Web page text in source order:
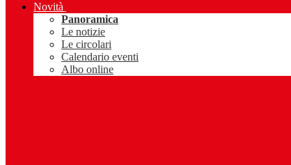
Novità
Panoramica
Le notizie
Le circolari
Calendario eventi
Albo online